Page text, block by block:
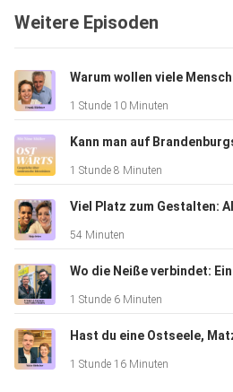
sondern die Ungerechtigkeit, dass
Die Folge behandelt außerdem,
in einem Erzählcafé sitzen, warum
bedeutet und weshalb
den Flow Fund der Kinnings
fünfteilige Podcast-Tour
Weitere Episoden
1 Stunde 10 Minuten
1 Stunde 8 Minuten
54 Minuten
1 Stunde 6 Minuten
1 Stunde 16 Minuten